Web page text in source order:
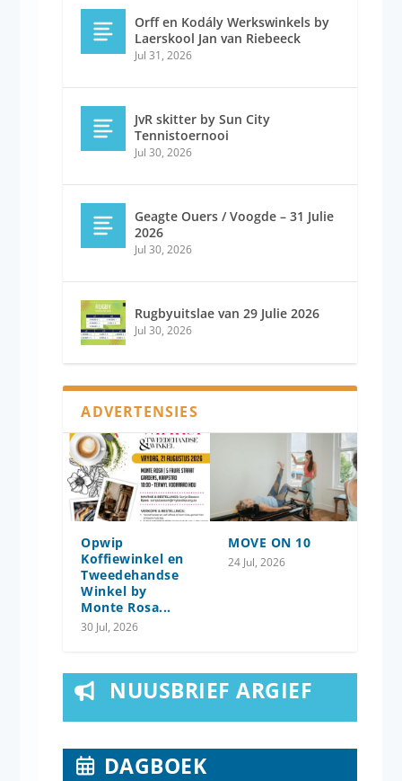
Orff en Kodály Werkswinkels by
Laerskool Jan van Riebeeck
Jul 31, 2026
JvR skitter by Sun City
Tennistoernooi
Jul 30, 2026
Geagte Ouers / Voogde – 31 Julie
2026
Jul 30, 2026
Rugbyuitslae van 29 Julie 2026
Jul 30, 2026
ADVERTENSIES
Opwip
Koffiewinkel en
Tweedehandse
Winkel by
Monte Rosa...
30 Jul, 2026
MOVE ON 10
24 Jul, 2026
NUUSBRIEF ARGIEF
DAGBOEK